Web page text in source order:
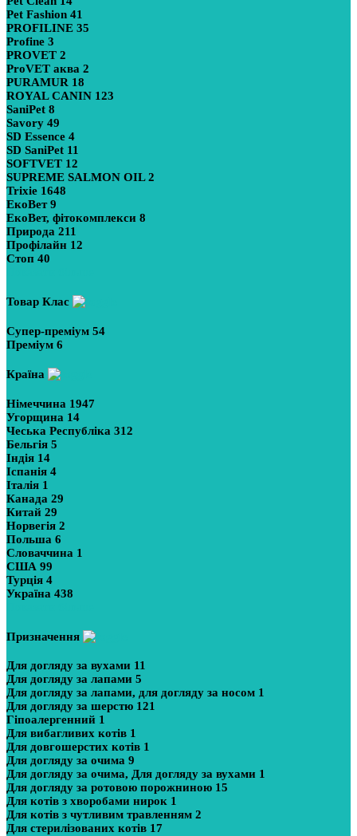
Pet Fashion 41
PROFILINE 35
Profine 3
PROVET 2
ProVET аква 2
PURAMUR 18
ROYAL CANIN 123
SaniPet 8
Savory 49
SD Essence 4
SD SaniPet 11
SOFTVET 12
SUPREME SALMON OIL2
Trixie 1648
ЕкоВет9
ЕкоВет, фітокомплекси 8
Природа 211
Профілайн 12
Стоп 40
Товар Клас
Супер-преміум 54
Преміум 6
Країна
Німеччина 1947
Угорщина 14
Чеська Республіка 312
Бельгія 5
Індія 14
Іспанія 4
Італія 1
Канада 29
Китай 29
Норвегія 2
Польша 6
Словаччина 1
США 99
Турція 4
Україна 438
Призначення
Для догляду за вухами 11
Для догляду за лапами 5
Для догляду за лапами, для догляду за носом 1
Для догляду за шерстю 121
Гіпоалергенний 1
Для вибагливих котів 1
Для довгошерстих котів 1
Для догляду за очима 9
Для догляду за очима, Для догляду за вухами 1
Для догляду за ротовою порожниною 15
Для котів з хворобами нирок 1
Для котів з чутливим травленням 2
Для стерилізованих котів 17